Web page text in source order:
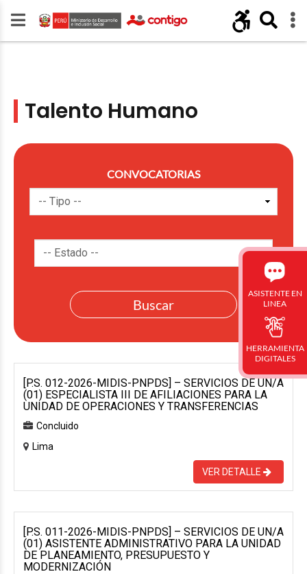
Talento Humano
CONVOCATORIAS
[P.S. 012-2026-MIDIS-PNPDS] – SERVICIOS DE UN/A
(01) ESPECIALISTA III DE AFILIACIONES PARA LA
UNIDAD DE OPERACIONES Y TRANSFERENCIAS
Concluido
Lima
VER DETALLE
[P.S. 011-2026-MIDIS-PNPDS] – SERVICIOS DE UN/A
(01) ASISTENTE ADMINISTRATIVO PARA LA UNIDAD
DE PLANEAMIENTO, PRESUPUESTO Y
MODERNIZACIÓN
ASISTENTE EN
LINEA
HERRAMIENTA
DIGITALES